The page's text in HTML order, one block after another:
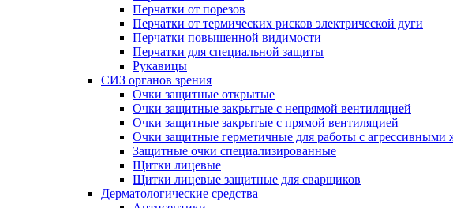
Перчатки от порезов
Перчатки от термических рисков электрической дуги
Перчатки повышенной видимости
Перчатки для специальной защиты
Рукавицы
СИЗ органов зрения
Очки защитные открытые
Очки защитные закрытые с непрямой вентиляцией
Очки защитные закрытые с прямой вентиляцией
Очки защитные герметичные для работы с агрессивными
Защитные очки специализированные
Щитки лицевые
Щитки лицевые защитные для сварщиков
Дерматологические средства